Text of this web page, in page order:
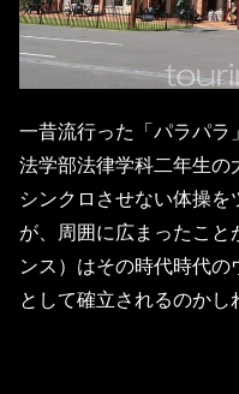
一昔流行った「パラパラ
法学部法律学科二年生の
シンクロさせない体操
が、周囲に広まったこ
ンス）はその時代時代
として確立されるのかし